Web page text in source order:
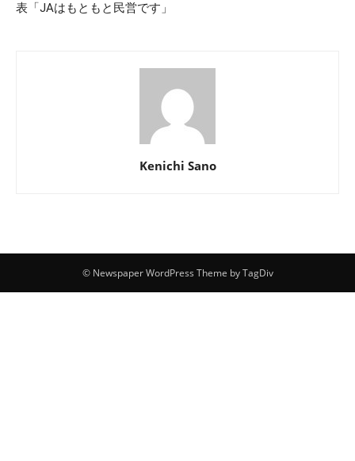
表「JAはもともと民営です」
Kenichi Sano
© Newspaper WordPress Theme by TagDiv